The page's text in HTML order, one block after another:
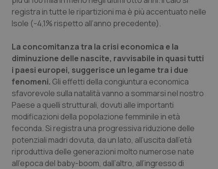
Salute orale & impianti
Tiroide
Tumore al seno
Tumore ovarico
Tumori del Polmone & Testa Collo
Tumori gastrointestinali
registra in tutte le ripartizioni ma è più accentuato nelle
Isole (-4,1% rispetto all’anno precedente).
La concomitanza tra la crisi economica e la
diminuzione delle nascite, ravvisabile in quasi tutti
i paesi europei, suggerisce un legame tra i due
fenomeni. Gli effetti della congiuntura economica
sfavorevole sulla natalità vanno a sommarsi nel nostro
Paese a quelli strutturali, dovuti alle importanti
modificazioni della popolazione femminile in età
feconda. Si registra una progressiva riduzione delle
potenziali madri dovuta, da un lato, all’uscita dall’età
riproduttiva delle generazioni molto numerose nate
all’epoca del baby-boom, dall’altro, all’ingresso di